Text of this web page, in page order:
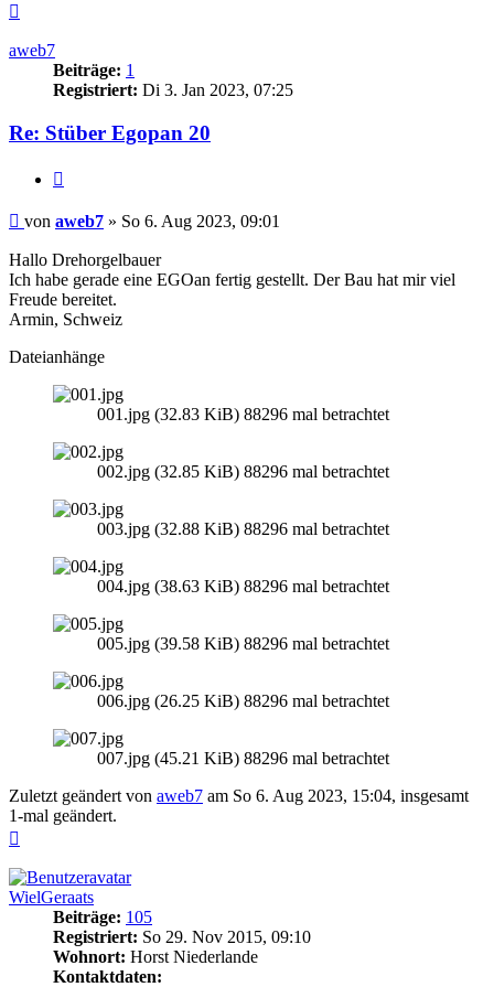
aweb7
Beiträge: 1
Registriert: Di 3. Jan 2023, 07:25
Re: Stüber Egopan 20
Beitrag
von aweb7 » So 6. Aug 2023, 09:01
Hallo Drehorgelbauer
Ich habe gerade eine EGOan fertig gestellt. Der Bau hat mir viel
Freude bereitet.
Armin, Schweiz
Dateianhänge
001.jpg (32.83 KiB) 88296 mal betrachtet
002.jpg (32.85 KiB) 88296 mal betrachtet
003.jpg (32.88 KiB) 88296 mal betrachtet
004.jpg (38.63 KiB) 88296 mal betrachtet
005.jpg (39.58 KiB) 88296 mal betrachtet
006.jpg (26.25 KiB) 88296 mal betrachtet
007.jpg (45.21 KiB) 88296 mal betrachtet
Zuletzt geändert von aweb7 am So 6. Aug 2023, 15:04, insgesamt
1-mal geändert.
WielGeraats
Beiträge: 105
Registriert: So 29. Nov 2015, 09:10
Wohnort: Horst Niederlande
Kontaktdaten: